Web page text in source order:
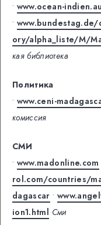
• www.ocean-
•
ory/alpha_liste/M/
кая библиотека
Политика
• www.ceni-
комиссия
СМИ
• www.madonline.com
rol.com/countries/
dagascar •
ion1.html Сми